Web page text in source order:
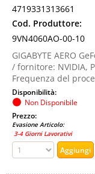
4719331313661
Cod. Produttore:
9VN4060AO-00-10
GIGABYTE AERO
/ fornitore: NVIDIA,
Frequenza del
Disponibilità:
Non Disponibile
Prezzo:
Evasione Articolo:
3-4 Giorni Lavorativi